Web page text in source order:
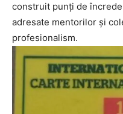
construit punți de
adresate mentorilor și
profesionalism.